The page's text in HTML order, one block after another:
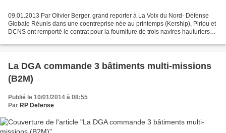
09.01.2013 Par Olivier Berger, grand reporter à La Voix du Nord- Défense
Globale Réunis dans une coentreprise née au printemps (Kership), Piriou et
DCNS ont remporté le contrat pour la fourniture de trois navires hauturiers
La DGA commande 3 bâtiments multi-missions
(B2M)
Publié le 10/01/2014 à 08:55
Par RP Defense